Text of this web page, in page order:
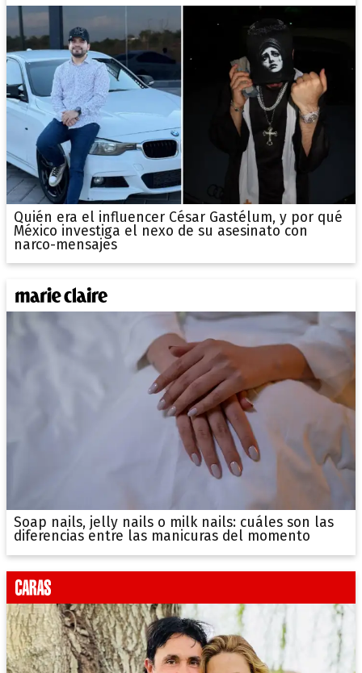
Quién era el influencer César Gastélum, y por qué
México investiga el nexo de su asesinato con
narco-mensajes
Soap nails, jelly nails o milk nails: cuáles son las
diferencias entre las manicuras del momento